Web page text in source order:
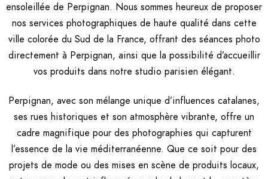
ensoleillée de Perpignan. Nous sommes heureux de proposer
nos services photographiques de haute qualité dans cette
ville colorée du Sud de la France, offrant des séances photo
directement à Perpignan, ainsi que la possibilité d’accueillir
vos produits dans notre studio parisien élégant.
Perpignan, avec son mélange unique d’influences catalanes,
ses rues historiques et son atmosphère vibrante, offre un
cadre magnifique pour des photographies qui capturent
l’essence de la vie méditerranéenne. Que ce soit pour des
projets de mode ou des mises en scène de produits locaux,